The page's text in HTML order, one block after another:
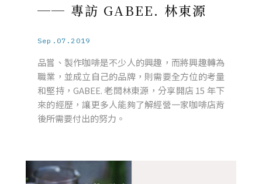
── 專訪 GABEE. 林東源
Sep.07.2019
品嘗、製作咖啡是不少人的興趣，而將興趣轉為
職業，並成立自己的品牌，則需要全方位的考量
和堅持，GABEE. 老闆林東源，分享開店 15 年下
來的經歷，讓更多人能夠了解經營一家咖啡店背
後所需要付出的努力。